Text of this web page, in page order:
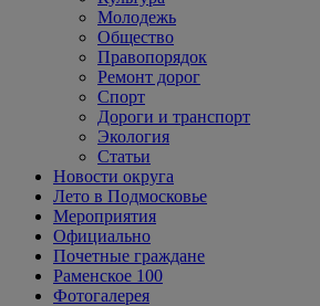
Молодежь
Общество
Правопорядок
Ремонт дорог
Спорт
Дороги и транспорт
Экология
Статьи
Новости округа
Лето в Подмосковье
Мероприятия
Официально
Почетные граждане
Раменское 100
Фотогалерея